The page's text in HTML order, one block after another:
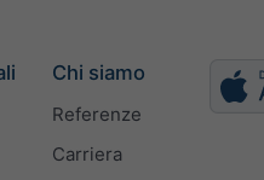
Chi siamo
Referenze
Carriera